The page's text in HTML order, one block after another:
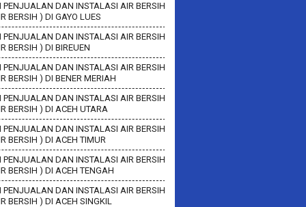
PENJUALAN DAN INSTALASI AIR BERSIH
BERSIH ) DI GAYO LUES
PENJUALAN DAN INSTALASI AIR BERSIH
BERSIH ) DI BIREUEN
PENJUALAN DAN INSTALASI AIR BERSIH
BERSIH ) DI BENER MERIAH
PENJUALAN DAN INSTALASI AIR BERSIH
BERSIH ) DI ACEH UTARA
PENJUALAN DAN INSTALASI AIR BERSIH
BERSIH ) DI ACEH TIMUR
PENJUALAN DAN INSTALASI AIR BERSIH
BERSIH ) DI ACEH TENGAH
PENJUALAN DAN INSTALASI AIR BERSIH
BERSIH ) DI ACEH SINGKIL